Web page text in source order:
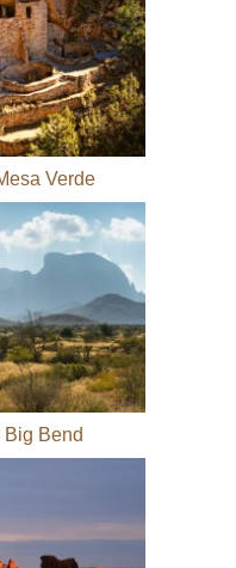
Verde
Bend